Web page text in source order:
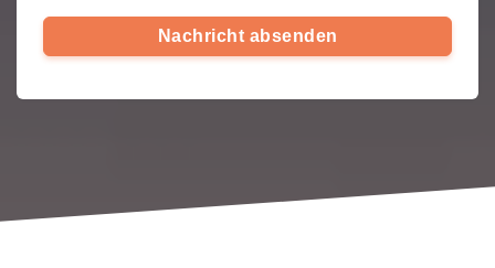
Nachricht absenden